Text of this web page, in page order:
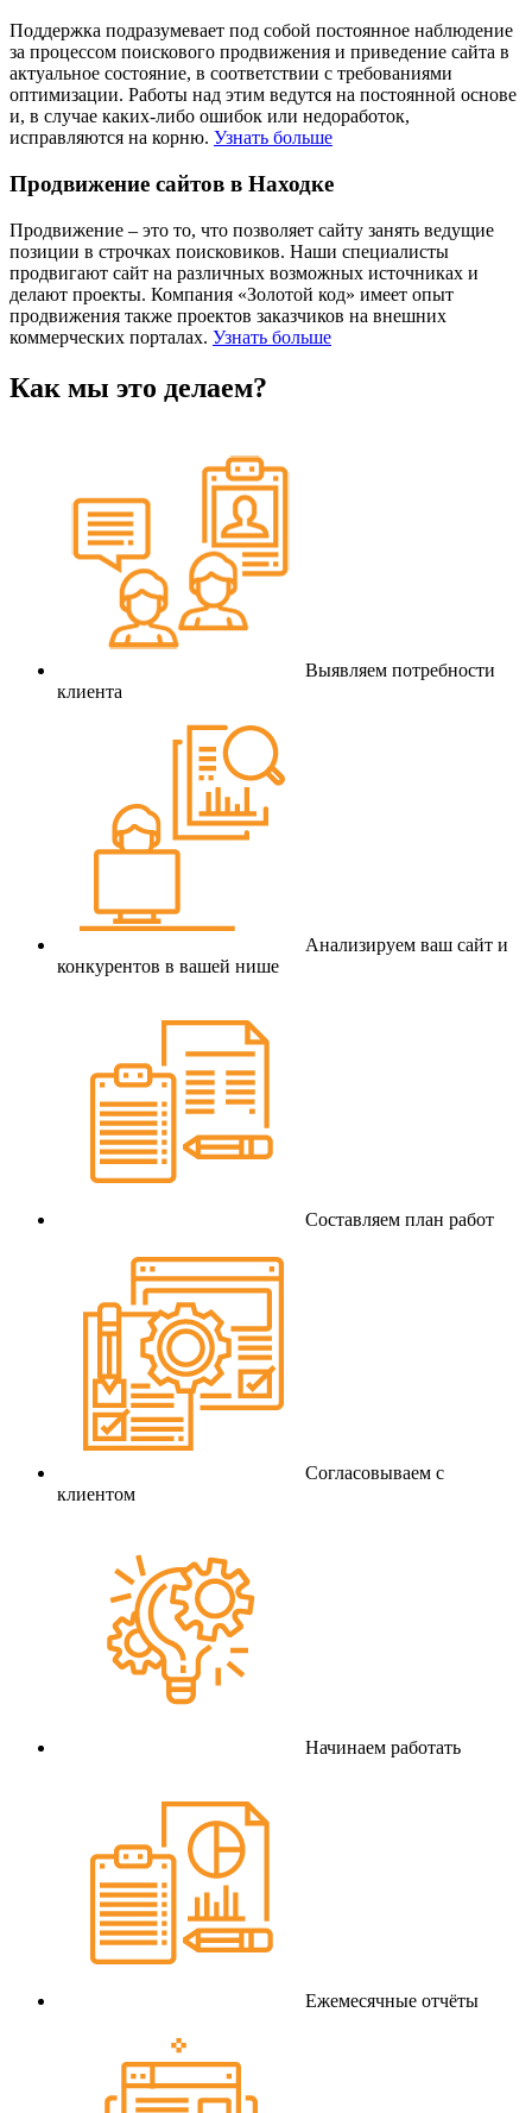
Поддержка подразумевает под собой постоянное наблюдение
за процессом поискового продвижения и приведение сайта в
актуальное состояние, в соответствии с требованиями
оптимизации. Работы над этим ведутся на постоянной основе
и, в случае каких-либо ошибок или недоработок,
исправляются на корню. Узнать больше
Продвижение сайтов в Находке
Продвижение – это то, что позволяет сайту занять ведущие
позиции в строчках поисковиков. Наши специалисты
продвигают сайт на различных возможных источниках и
делают проекты. Компания «Золотой код» имеет опыт
продвижения также проектов заказчиков на внешних
коммерческих порталах. Узнать больше
Как мы это делаем?
Выявляем потребности
клиента
Анализируем ваш сайт и
конкурентов в вашей нише
Составляем план работ
Согласовываем с
клиентом
Начинаем работать
Ежемесячные отчёты